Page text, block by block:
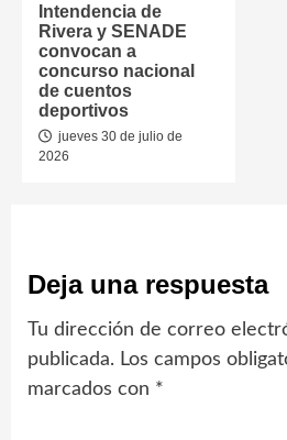
Intendencia de
Rivera y SENADE
convocan a
concurso nacional
de cuentos
deportivos
jueves 30 de julio de
2026
Deja una respuesta
Tu dirección de correo
publicada. Los campos
marcados con *